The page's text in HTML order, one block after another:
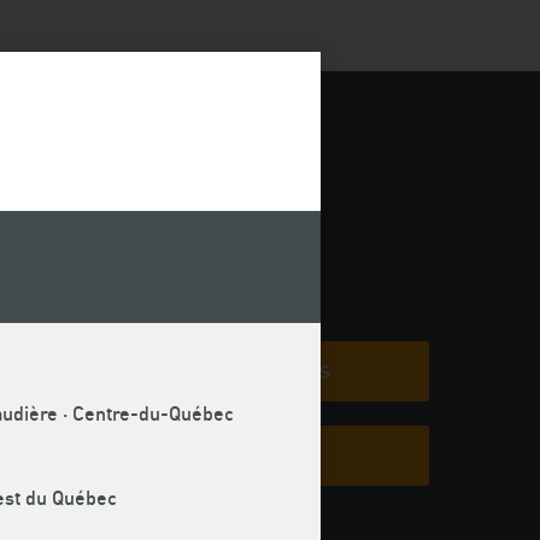
à
COMMUNIQUÉS
· Centre-du-Québec
du Québec